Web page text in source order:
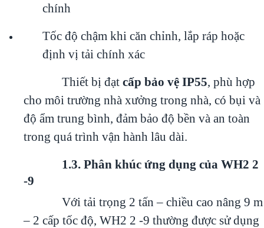
chính
Tốc độ chậm khi căn chỉnh, lắp ráp hoặc
định vị tải chính xác
Thiết bị đạt cấp bảo vệ IP55, phù hợp
cho môi trường nhà xưởng trong nhà, có bụi và
độ ẩm trung bình, đảm bảo độ bền và an toàn
trong quá trình vận hành lâu dài.
1.3. Phân khúc ứng dụng của WH2 2
-9
Với tải trọng 2 tấn – chiều cao nâng 9 m
– 2 cấp tốc độ, WH2 2 -9 thường được sử dụng